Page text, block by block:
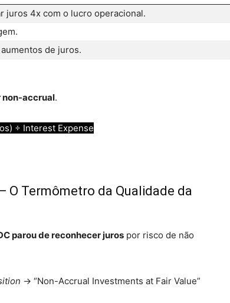
juros 4x com o lucro operacional.
de juros.
non-accrual.
÷ Interest Expense
O Termômetro da Qualidade da
parou de reconhecer juros por risco de não
→ “Non-Accrual Investments at Fair Value”